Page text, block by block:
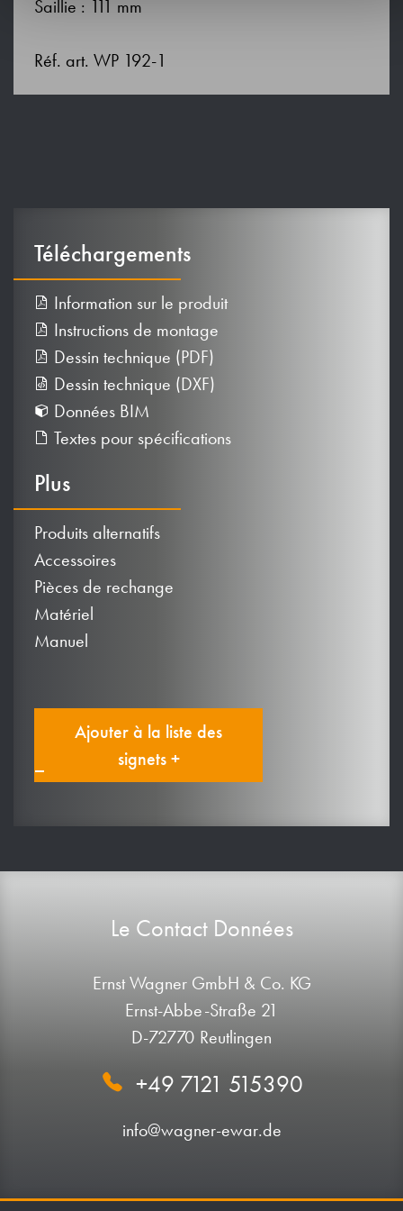
Saillie : 111 mm
Réf. art. WP 192-1
Téléchargements
Information sur le produit
Instructions de montage
Dessin technique (PDF)
Dessin technique (DXF)
Données BIM
Textes pour spécifications
Plus
Produits alternatifs
Accessoires
Pièces de rechange
Matériel
Manuel
Ajouter à la liste des
signets +
Le Contact Données
Ernst Wagner GmbH & Co. KG
Ernst-Abbe-Straße 21
D-72770 Reutlingen
+49 7121 515390
info@wagner-ewar.de